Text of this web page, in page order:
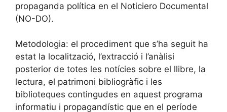
propaganda política en el Noticiero Documental
(NO-DO).
Metodologia: el procediment que s’ha seguit ha
estat la localització, l’extracció i l’anàlisi
posterior de totes les notícies sobre el llibre, la
lectura, el patrimoni bibliogràfic i les
biblioteques contingudes en aquest programa
informatiu i propagandístic que en el període